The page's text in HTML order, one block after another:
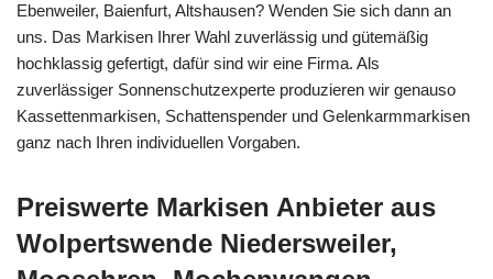
Ebenweiler, Baienfurt, Altshausen? Wenden Sie sich dann an
uns. Das Markisen Ihrer Wahl zuverlässig und gütemäßig
hochklassig gefertigt, dafür sind wir eine Firma. Als
zuverlässiger Sonnenschutzexperte produzieren wir genauso
Kassettenmarkisen, Schattenspender und Gelenkarmmarkisen
ganz nach Ihren individuellen Vorgaben.
Preiswerte Markisen Anbieter aus
Wolpertswende Niedersweiler,